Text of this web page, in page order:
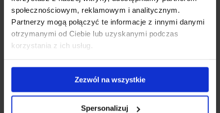
społecznościowym, reklamowym i analitycznym.
Partnerzy mogą połączyć te informacje z innymi danymi
otrzymanymi od Ciebie lub uzyskanymi podczas
korzystania z ich usług.
Zezwól na wszystkie
Spersonalizuj
dla dzieci i dorosłych
4.8